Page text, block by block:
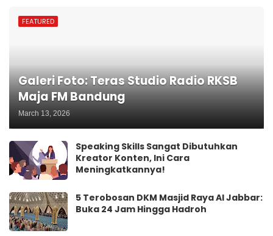
FEATURED
Galeri Foto: Teras Studio Radio RKSB
Maja FM Bandung
March 13, 2026
Speaking Skills Sangat Dibutuhkan
Kreator Konten, Ini Cara
Meningkatkannya!
5 Terobosan DKM Masjid Raya Al Jabbar:
Buka 24 Jam Hingga Hadroh